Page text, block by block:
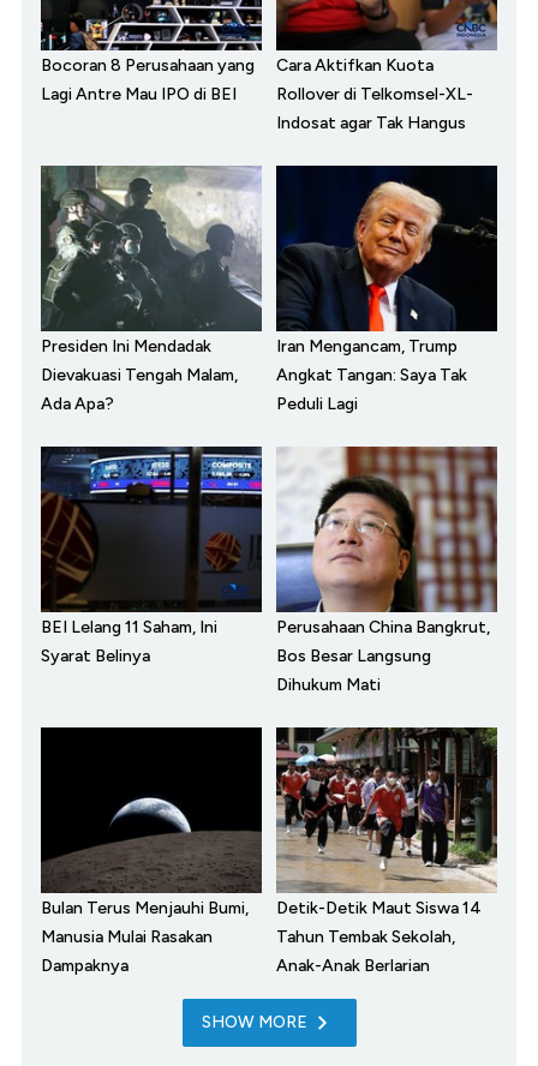
Bocoran 8 Perusahaan yang
Lagi Antre Mau IPO di BEI
Cara Aktifkan Kuota
Rollover di Telkomsel-XL-
Indosat agar Tak Hangus
Presiden Ini Mendadak
Dievakuasi Tengah Malam,
Ada Apa?
Iran Mengancam, Trump
Angkat Tangan: Saya Tak
Peduli Lagi
BEI Lelang 11 Saham, Ini
Syarat Belinya
Perusahaan China Bangkrut,
Bos Besar Langsung
Dihukum Mati
Bulan Terus Menjauhi Bumi,
Manusia Mulai Rasakan
Dampaknya
Detik-Detik Maut Siswa 14
Tahun Tembak Sekolah,
Anak-Anak Berlarian
SHOW MORE